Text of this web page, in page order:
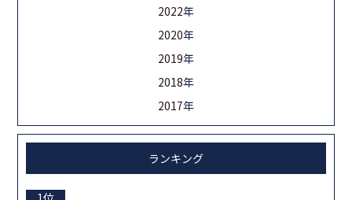
2022年
2020年
2019年
2018年
2017年
ランキング